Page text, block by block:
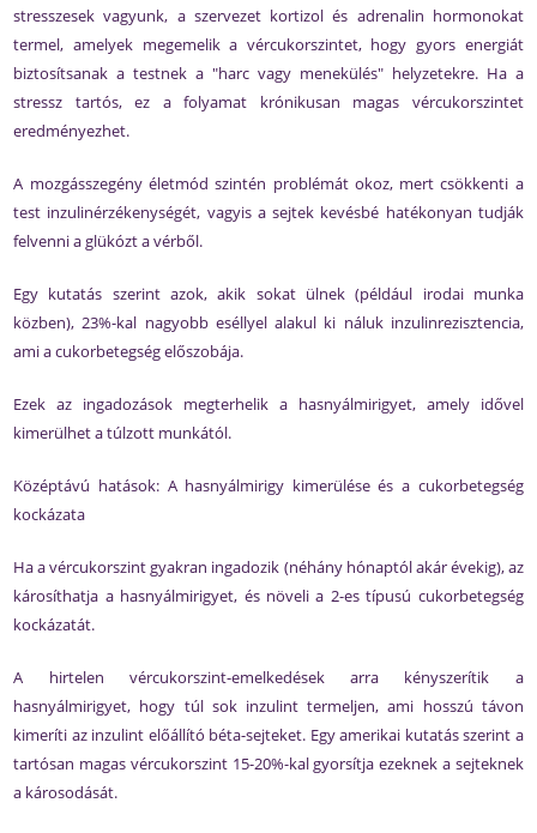
stresszesek vagyunk, a szervezet kortizol és adrenalin hormonokat
termel, amelyek megemelik a vércukorszintet, hogy gyors energiát
biztosítsanak a testnek a "harc vagy menekülés" helyzetekre. Ha a
stressz tartós, ez a folyamat krónikusan magas vércukorszintet
eredményezhet.
A mozgásszegény életmód szintén problémát okoz, mert csökkenti a
test inzulinérzékenységét, vagyis a sejtek kevésbé hatékonyan tudják
felvenni a glükózt a vérből.
Egy kutatás szerint azok, akik sokat ülnek (például irodai munka
közben), 23%-kal nagyobb eséllyel alakul ki náluk inzulinrezisztencia,
ami a cukorbetegség előszobája.
Ezek az ingadozások megterhelik a hasnyálmirigyet, amely idővel
kimerülhet a túlzott munkától.
Középtávú hatások: A hasnyálmirigy kimerülése és a cukorbetegség
kockázata
Ha a vércukorszint gyakran ingadozik (néhány hónaptól akár évekig), az
károsíthatja a hasnyálmirigyet, és növeli a 2-es típusú cukorbetegség
kockázatát.
A hirtelen vércukorszint-emelkedések arra kényszerítik a
hasnyálmirigyet, hogy túl sok inzulint termeljen, ami hosszú távon
kimeríti az inzulint előállító béta-sejteket. Egy amerikai kutatás szerint a
tartósan magas vércukorszint 15-20%-kal gyorsítja ezeknek a sejteknek
a károsodását.